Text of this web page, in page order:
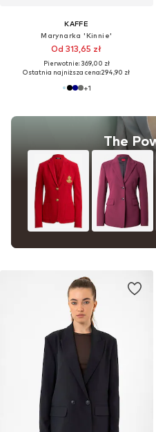
KAFFE
Marynarka 'Kinnie'
Od 313,65 zł
Pierwotnie: 369,00 zł
Ostatnia najniższa cena:294,90 zł
+1
The